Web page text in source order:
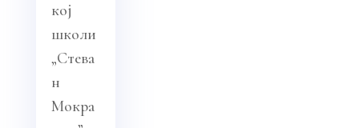
кој
школи
„Стева
н
Мокра